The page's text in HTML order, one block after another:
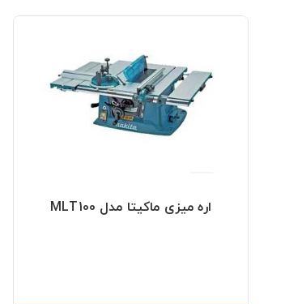
اره میزی ماکیتا مدل MLT100